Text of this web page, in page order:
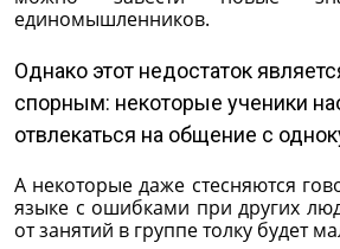
единомышленников.
Однако этот недостаток
спорным: некоторые ученики
отвлекаться на общение с
А некоторые даже стесняются
языке с ошибками при других
от занятий в группе толку будет